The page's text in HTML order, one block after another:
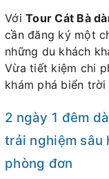
Với Tour Cát Bà
cần đăng ký một
những du khách
Vừa tiết kiệm chi
khám phá biển trời
2 ngày 1 đêm
trải nghiệm sâu
phòng đơn